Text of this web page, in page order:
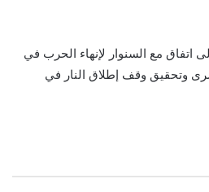
اتفاق مع السنوار لإنهاء الحرب في
وتحقيق وقف إطلاق النار في